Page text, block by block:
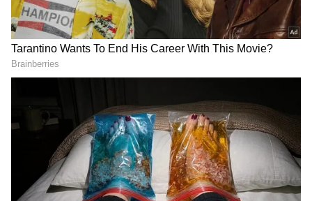
ಕರ್ನಾಟಕ, ಭಾರತ (India News) ಮತ್ತು ಜಗತ್ತಿನ
ಕ್ಷಣಕ್ಷಣದ ಕನ್ನಡ ಸುದ್ದಿ (Kannada News)
ಅಪ್ಡೇಟ್‌ಗಳಿಗಾಗಿ ಏಷ್ಯಾನೆಟ್ ಸುವರ್ಣ ನ್ಯೂಸ್‌ ಫಾಲೋ
ಮಾಡಿ. ಬ್ರೇಕಿಂಗ್ ಸುದ್ದಿ (Latest Kannada News),